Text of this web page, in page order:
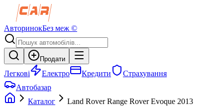
АвторинокБез меж ©
Продати
Легкові Електро Кредити
Страхування
Автобазар
Каталог
Land Rover Range Rover Evoque 2013